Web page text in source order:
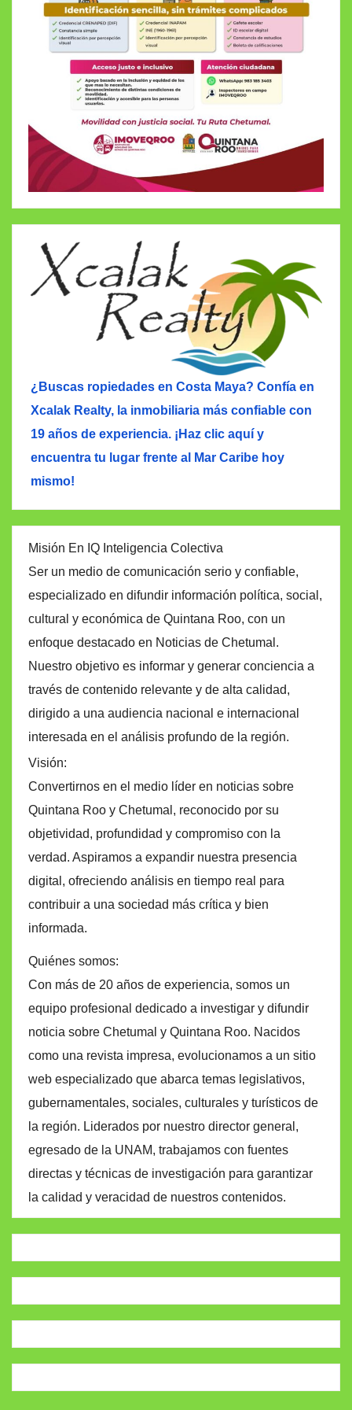
¿Buscas ropiedades en Costa Maya? Confía en
Xcalak Realty, la inmobiliaria más confiable con
19 años de experiencia. ¡Haz clic aquí y
encuentra tu lugar frente al Mar Caribe hoy
mismo!
Misión En IQ Inteligencia Colectiva
Ser un medio de comunicación serio y confiable,
especializado en difundir información política, social,
cultural y económica de Quintana Roo, con un
enfoque destacado en Noticias de Chetumal.
Nuestro objetivo es informar y generar conciencia a
través de contenido relevante y de alta calidad,
dirigido a una audiencia nacional e internacional
interesada en el análisis profundo de la región.
Visión:
Convertirnos en el medio líder en noticias sobre
Quintana Roo y Chetumal, reconocido por su
objetividad, profundidad y compromiso con la
verdad. Aspiramos a expandir nuestra presencia
digital, ofreciendo análisis en tiempo real para
contribuir a una sociedad más crítica y bien
informada.
Quiénes somos:
Con más de 20 años de experiencia, somos un
equipo profesional dedicado a investigar y difundir
noticia sobre Chetumal y Quintana Roo. Nacidos
como una revista impresa, evolucionamos a un sitio
web especializado que abarca temas legislativos,
gubernamentales, sociales, culturales y turísticos de
la región. Liderados por nuestro director general,
egresado de la UNAM, trabajamos con fuentes
directas y técnicas de investigación para garantizar
la calidad y veracidad de nuestros contenidos.